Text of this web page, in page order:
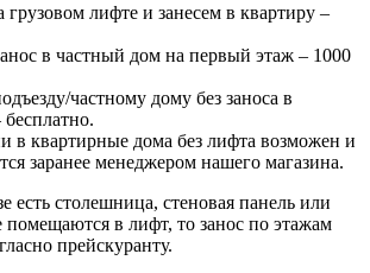
лифте и занесем в квартиру –
в частный дом на первый этаж – 1000
частному дому без заноса в
в квартирные дома без лифта возможен и
заранее менеджером нашего магазина.
есть столешница, стеновая панель или
помещаются в лифт, то занос по этажам
прейскуранту.